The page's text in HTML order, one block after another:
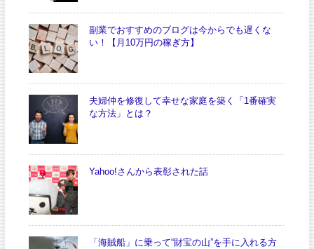
副業でおすすめのブログは今からでも遅くな
い！【月10万円の稼ぎ方】
夫婦仲を修復して幸せな家庭を築く「1番確実
な方法」とは？
Yahoo!さんから表彰された話
「海賊船」に乗って“財宝の山”を手に入れる方